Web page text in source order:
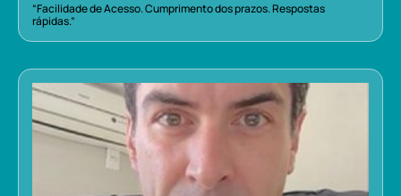
“Facilidade de Acesso. Cumprimento dos prazos. Respostas
rápidas.”